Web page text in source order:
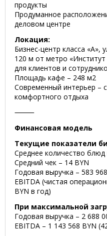
продукты
Продуманное
деловом центре
Локация:
Бизнес-центр класса «А»,
120 м от метро
для клиентов и
Площадь кафе – 248 м2
Современный интерьер –
комфортного отдыха
⸻
Финансовая модель
Текущие показатели
Среднее количество блюд
Средний чек – 14 BYN
Годовая выручка – 583
EBITDA (чистая
BYN в год)
При максимальной
Годовая выручка – 2 688
EBITDA – 1 143 568 BYN